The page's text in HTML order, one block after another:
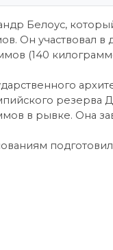
Белоус,
Он участвовал
(140
резерва
в рывке. Она